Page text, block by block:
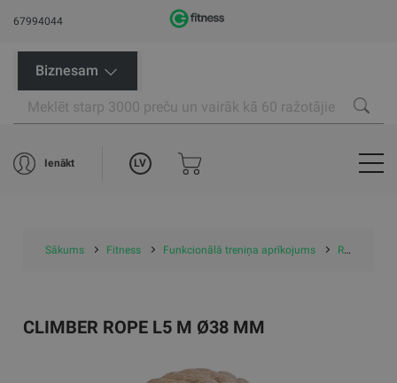
67994044
Biznesam
Ienākt LV
Sākums Fitness Funkcionālā treniņa aprīkojums Rāpšanās virves
CLIMBER ROPE L5 M Ø38 MM